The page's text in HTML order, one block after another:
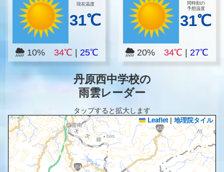
現在温度
31℃
10% 34℃ 25℃
同時刻の
予想温度
31℃
20%34℃ |27℃
丹原西中学校の
雨雲レーダー
タップすると拡大します
Leaflet | 地理院タイル